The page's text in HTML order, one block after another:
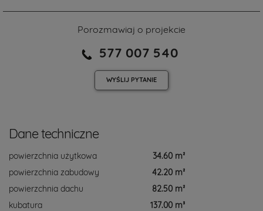
Porozmawiaj o projekcie
577 007 540
WYŚLIJ PYTANIE
Dane techniczne
powierzchnia użytkowa
34.60 m²
powierzchnia zabudowy
42.20 m²
powierzchnia dachu
82.50 m²
kubatura
137.00 m³